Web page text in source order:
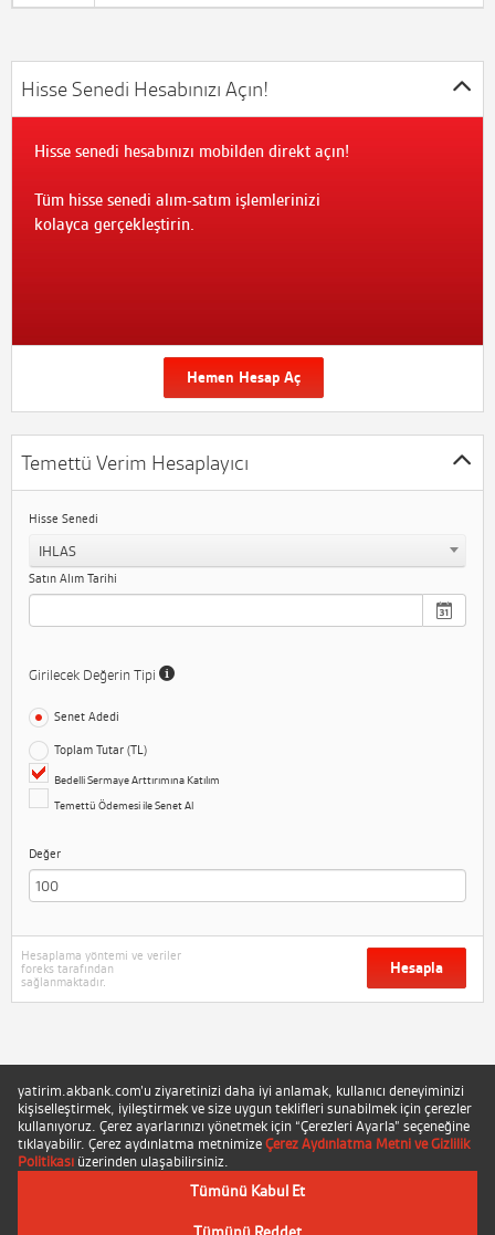
Hisse Senedi Hesabınızı Açın!
Hisse senedi hesabınızı mobilden direkt açın!
Tüm hisse senedi alım-satım işlemlerinizi
kolayca gerçekleştirin.
Hemen Hesap Aç
Temettü Verim Hesaplayıcı
Hisse Senedi
IHLAS
Satın Alım Tarihi
Girilecek Değerin Tipi
Senet Adedi
Toplam Tutar (TL)
Bedelli Sermaye Arttırımına Katılım
Temettü Ödemesi ile Senet Al
Değer
Hesaplama yöntemi ve veriler
foreks tarafından
sağlanmaktadır.
Hesapla